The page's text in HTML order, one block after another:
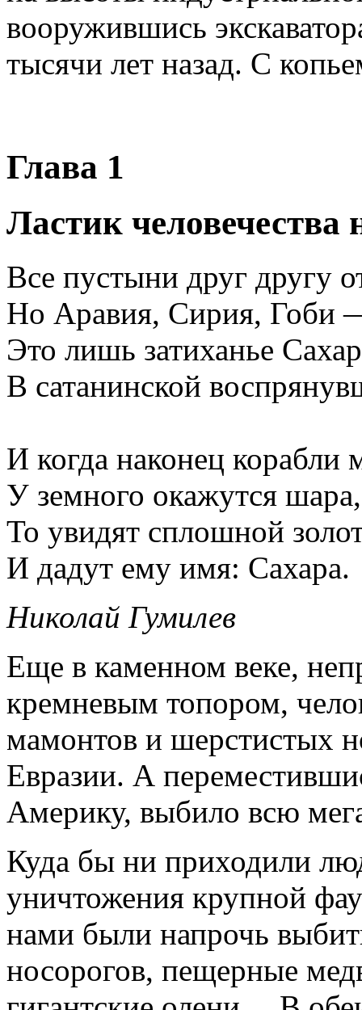
вооружившись
тысячи лет назад. С
Глава 1
Ластик
Все пустыни друг другу
Но Аравия, Сирия, Гоби
Это лишь затиханье
В сатанинской
И когда наконец корабли
У земного окажутся шара,
То увидят сплошной
И дадут ему имя: Сахара.
Николай Гумилев
Еще в каменном веке,
кремневым топором,
мамонтов и шерстистых
Евразии. А
Америку, выбило всю
Куда бы ни приходили
уничтожения крупной
нами были напрочь
носорогов, пещерные